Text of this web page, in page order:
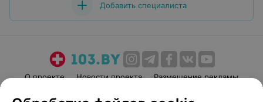
Добавить специалиста
О проекте Новости проекта
Размещение рекламы